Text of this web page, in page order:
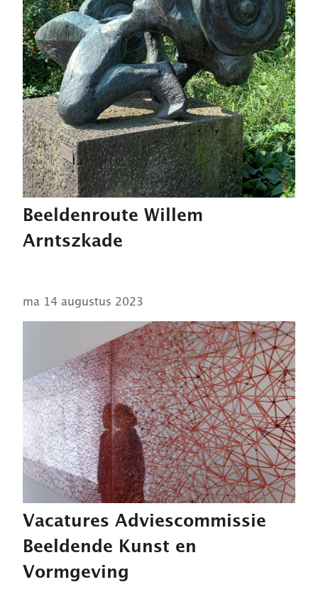
Beeldenroute Willem
Arntszkade
ma 14 augustus 2023
Vacatures Adviescommissie
Beeldende Kunst en
Vormgeving